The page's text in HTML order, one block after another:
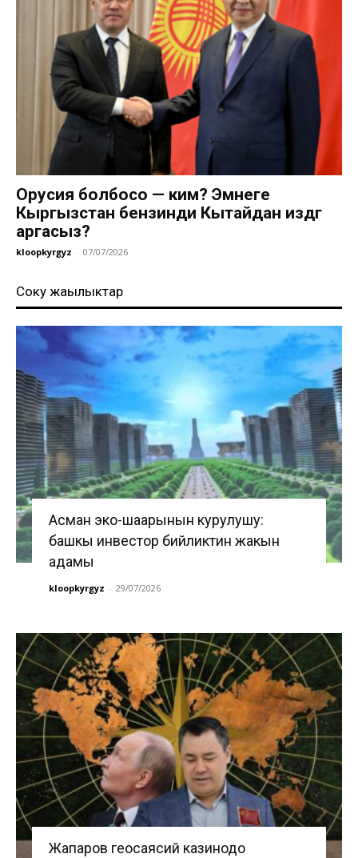
Орусия болбосо — ким? Эмнеге
Кыргызстан бензинди Кытайдан издөөгө
аргасыз?
kloopkyrgyz - 07/07/2026
Соңку жаңылыктар
Асман эко-шаарынын курулушу:
башкы инвестор бийликтин жакын
адамы
kloopkyrgyz - 29/07/2026
Жапаров геосаясий казинодо